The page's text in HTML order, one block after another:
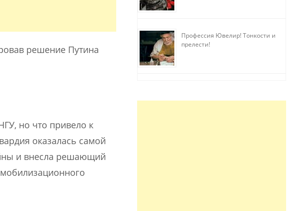
решение Путина
но что привело к
оказалась самой
и внесла решающий
Профессия Ювелир! Тонкости и
прелести!